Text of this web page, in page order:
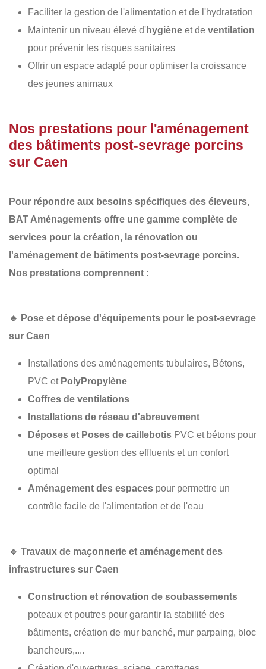
Faciliter la gestion de l'alimentation et de l'hydratation
Maintenir un niveau élevé d'hygiène et de ventilation
pour prévenir les risques sanitaires
Offrir un espace adapté pour optimiser la croissance
des jeunes animaux
Nos prestations pour l'aménagement
des bâtiments post-sevrage porcins
sur Caen
Pour répondre aux besoins spécifiques des éleveurs,
BAT Aménagements offre une gamme complète de
services pour la création, la rénovation ou
l'aménagement de bâtiments post-sevrage porcins.
Nos prestations comprennent :
🔹 Pose et dépose d'équipements pour le post-sevrage
sur Caen
Installations des aménagements tubulaires, Bétons,
PVC et PolyPropylène
Coffres de ventilations
Installations de réseau d'abreuvement
Déposes et Poses de caillebotis PVC et bétons pour
une meilleure gestion des effluents et un confort
optimal
Aménagement des espaces pour permettre un
contrôle facile de l'alimentation et de l'eau
🔹 Travaux de maçonnerie et aménagement des
infrastructures sur Caen
Construction et rénovation de soubassements
poteaux et poutres pour garantir la stabilité des
bâtiments, création de mur banché, mur parpaing, bloc
bancheurs,....